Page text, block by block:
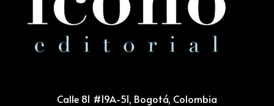
Calle 81 #19A-51, Bogotá, Colombia